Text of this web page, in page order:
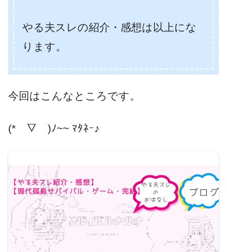
やる夫スレの紹介・感想は以上にな
ります。
今回はこんなところです。
(*￣▽￣)ﾉ~~ ﾏﾀﾈｰ♪